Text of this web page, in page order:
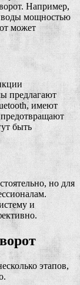
Например,
мощностью
может
предлагают
имеют
быть
но для
и
этапов,